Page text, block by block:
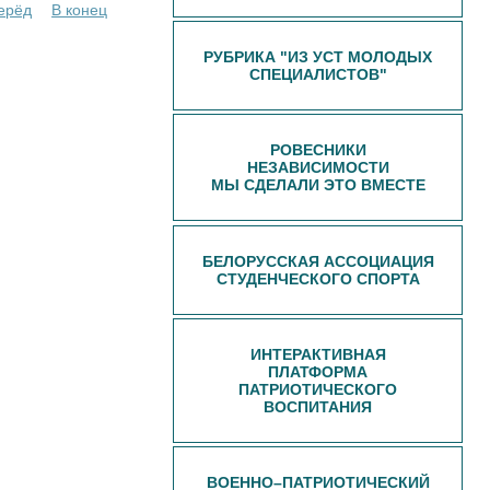
В конец
РУБРИКА "ИЗ УСТ МОЛОДЫХ
СПЕЦИАЛИСТОВ"
РОВЕСНИКИ
НЕЗАВИСИМОСТИ
МЫ СДЕЛАЛИ ЭТО ВМЕСТЕ
БЕЛОРУССКАЯ АССОЦИАЦИЯ
СТУДЕНЧЕСКОГО СПОРТА
ИНТЕРАКТИВНАЯ
ПЛАТФОРМА
ПАТРИОТИЧЕСКОГО
ВОСПИТАНИЯ
ВОЕННО–ПАТРИОТИЧЕСКИЙ